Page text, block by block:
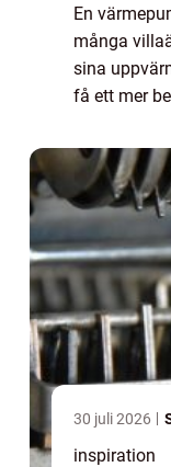
En
många
sina
få ett mer
30 juli 2026
inspiration